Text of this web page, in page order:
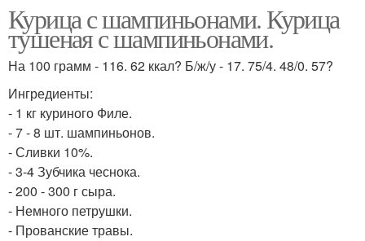
Курица с шампиньонами. Курица
тушеная с шампиньонами.
На 100 грамм - 116. 62 ккал? Б/ж/у - 17. 75/4. 48/0. 57?
Ингредиенты:
- 1 кг куриного Филе.
- 7 - 8 шт. шампиньонов.
- Сливки 10%.
- 3-4 Зубчика чеснока.
- 200 - 300 г сыра.
- Немного петрушки.
- Прованские травы.